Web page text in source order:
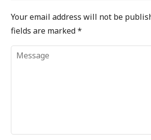
Your email address will not be
fields are marked*